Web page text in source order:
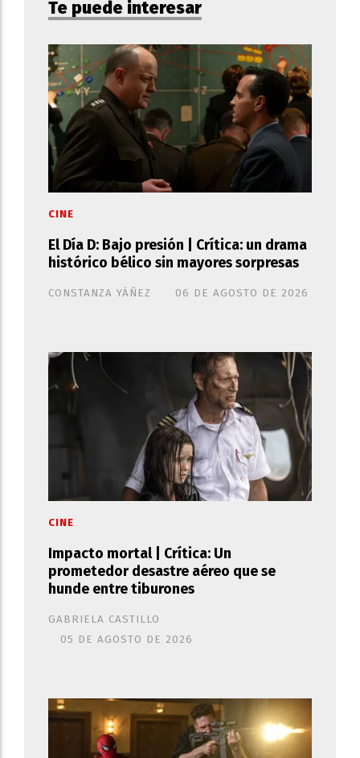
Te puede interesar
El Día D: Bajo presión | Crítica: un drama
histórico bélico sin mayores sorpresas
CONSTANZA YÁÑEZ
CINE
06 DE AGOSTO DE 2026
Impacto mortal | Crítica: Un
prometedor desastre aéreo que se
hunde entre tiburones
GABRIELA CASTILLO
CINE
05 DE AGOSTO DE 2026